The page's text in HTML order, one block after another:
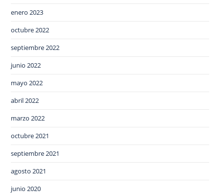
enero 2023
octubre 2022
septiembre 2022
junio 2022
mayo 2022
abril 2022
marzo 2022
octubre 2021
septiembre 2021
agosto 2021
junio 2020